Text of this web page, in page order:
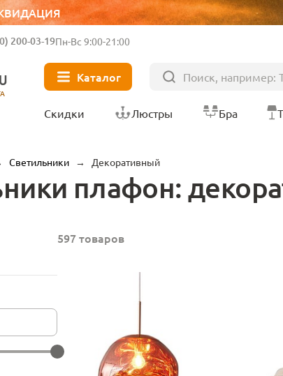
200-03-19Пн-Вс 9:00-21:00
Каталог
Скидки Люстры Бра
Светильники → Декоративный
плафон:
597 товаров